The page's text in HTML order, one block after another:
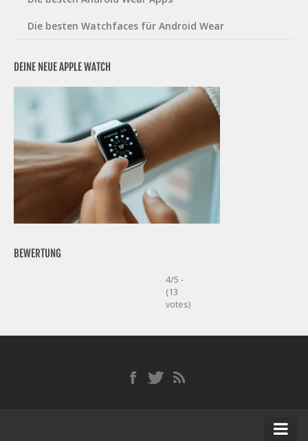
Die besten Watchfaces für Android Wear
DEINE NEUE APPLE WATCH
BEWERTUNG
4/5 -
(13
votes)